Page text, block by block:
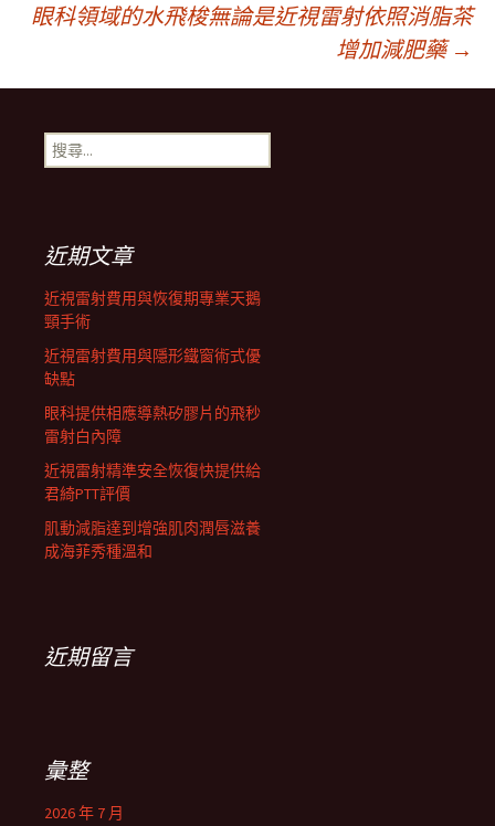
章
導
航
列
眼科領域的水飛梭無論是近視雷射依照消脂茶
增加減肥藥 →
搜
尋
近期文章
近視雷射費用與恢復期專業天鵝
頸手術
近視雷射費用與隱形鐵窗術式優
缺點
眼科提供相應導熱矽膠片的飛秒
雷射白內障
近視雷射精準安全恢復快提供給
君綺PTT評價
肌動減脂達到增強肌肉潤唇滋養
成海菲秀種溫和
近期留言
彙整
2026 年 7 月